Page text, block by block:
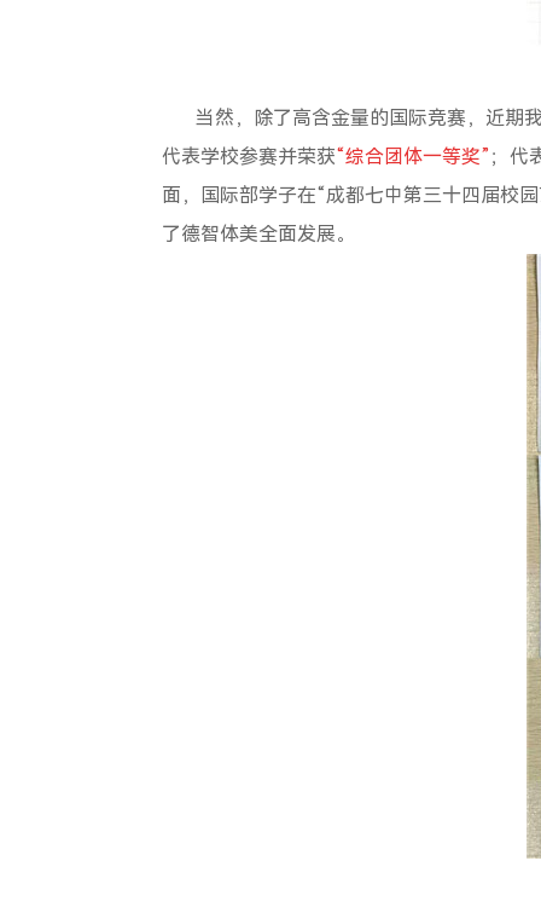
当然，除了高含金量的国际竞赛，近期
代表学校参赛并荣获“综合团体一等奖” ；代
面，国际部学子在“成都七中第三十四届校
了德智体美全面发展。